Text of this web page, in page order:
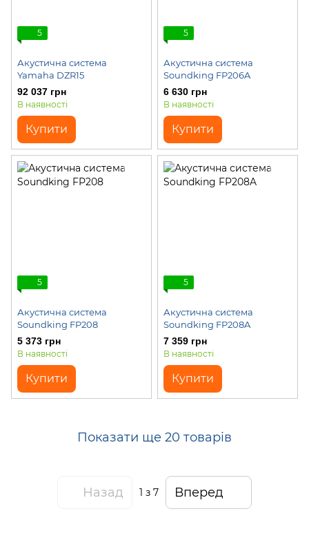
5
Акустична система
Yamaha DZR15
92 037 грн
В наявності
Купити
5
Акустична система
Soundking FP206A
6 630 грн
В наявності
Купити
5
Акустична система
Soundking FP208
5 373 грн
В наявності
Купити
5
Акустична система
Soundking FP208A
7 359 грн
В наявності
Купити
Показати ще 20 товарів
Назад 1 з 7 Вперед